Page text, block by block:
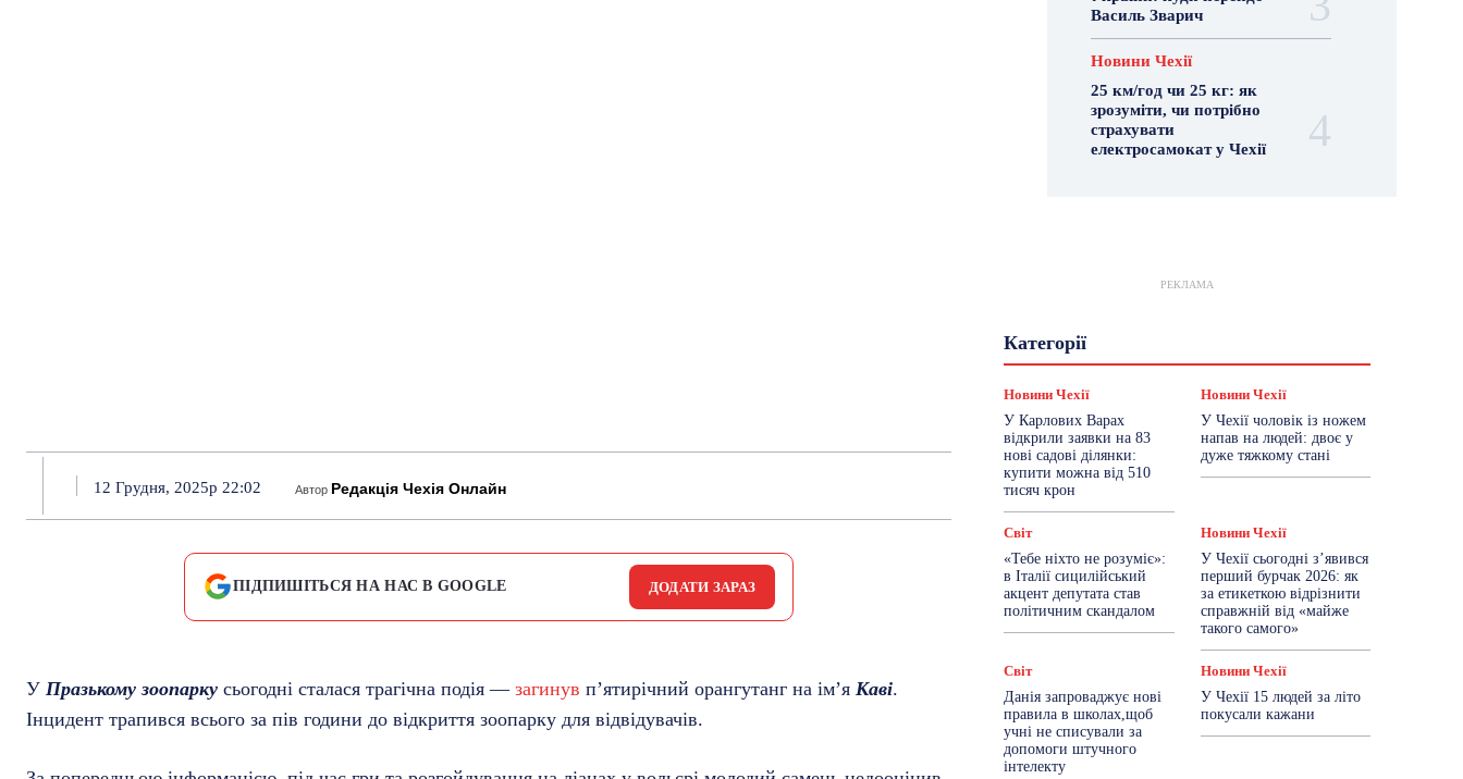
12 Грудня, 2025р 22:02 Автор Редакція Чехія Онлайн
ПІДПИШІТЬСЯ НА НАС В GOOGLE ДОДАТИ ЗАРАЗ
У Празькому зоопарку сьогодні сталася трагічна подія — загинув п’ятирічний орангутанг на ім’я Каві.
Інцидент трапився всього за пів години до відкриття зоопарку для відвідувачів.
Василь Зварич
Новини Чехії
25 км/год чи 25 кг: як
зрозуміти, чи потрібно
страхувати
електросамокат у Чехії
РЕКЛАМА
КатегоріїГастрогід
Знай Чехію
Новини України
Новини Чехії
Політика
Робота
Сад та город
Світ
Спорт ТехноМанія
Топ-новини
Фоторепортаж
Новини Чехії
У Карлових Варах
відкрили заявки на 83
нові садові ділянки:
купити можна від 510
тисяч крон
Новини Чехії
У Чехії чоловік із ножем
напав на людей: двоє у
дуже тяжкому стані
Світ
«Тебе ніхто не розуміє»:
в Італії сицилійський
акцент депутата став
політичним скандалом
Новини Чехії
У Чехії сьогодні з’явився
перший бурчак 2026: як
за етикеткою відрізнити
справжній від «майже
такого самого»
Світ
Данія запроваджує нові
правила в школах,щоб
учні не списували за
допомоги штучного
інтелекту
Новини Чехії
У Чехії 15 людей за літо
покусали кажани